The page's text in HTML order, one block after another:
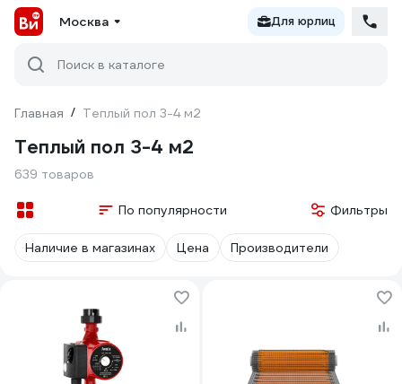
Москва Для юрлиц
Поиск в каталоге
Главная / Теплый пол 3-4 м2
Теплый пол 3-4 м2
639 товаров
По популярности Фильтры
Наличие в магазинах Цена Производители